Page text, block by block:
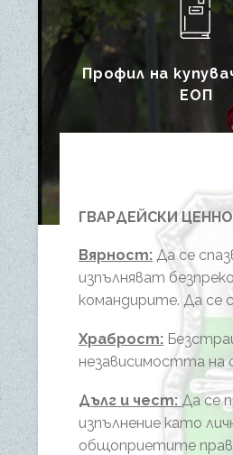


Профил на
ЕОП
ГВАРДЕЙСКИ
Вярност: Да се
изпълняват
командирите. Да се
Храброст:
независимостта на
Дълг и чест: Да се
изпълнение като
общоприетите